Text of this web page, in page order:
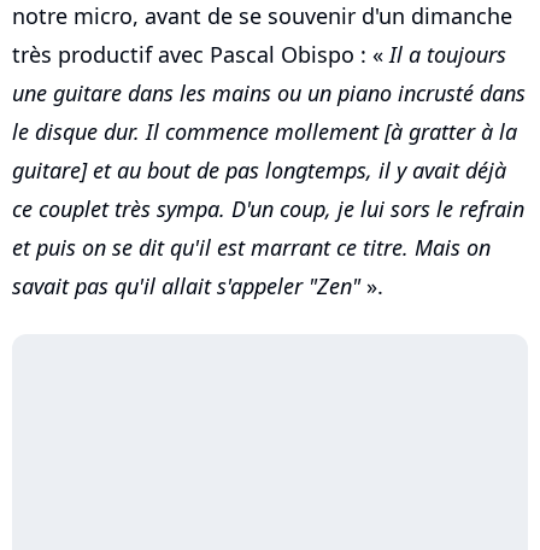
notre micro, avant de se souvenir d'un dimanche
très productif avec Pascal Obispo : «Il a toujours
une guitare dans les mains ou un piano incrusté dans
le disque dur. Il commence mollement [à gratter à la
guitare] et au bout de pas longtemps, il y avait déjà
ce couplet très sympa. D'un coup, je lui sors le refrain
et puis on se dit qu'il est marrant ce titre. Mais on
savait pas qu'il allait s'appeler "Zen"».